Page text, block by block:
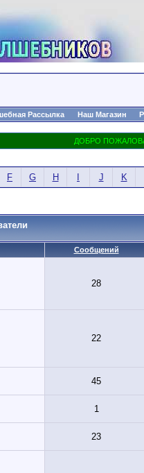
Рассылка Наш Магазин
F G H J K
Сообщений
28
22
45
1
23